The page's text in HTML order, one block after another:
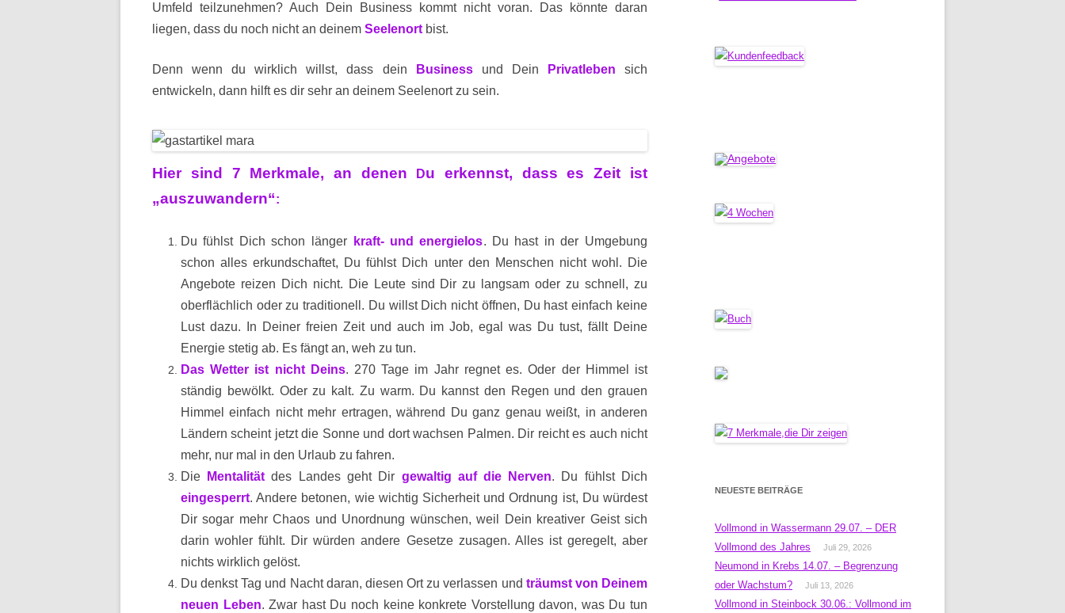
Umfeld teilzunehmen? Auch Dein Business kommt nicht voran. Das könnte daran
liegen, dass du noch nicht an deinem Seelenort bist.
Denn wenn du wirklich willst, dass dein Businessund Dein Privatleben sich
entwickeln, dann hilft es dir sehr an deinem Seelenort zu sein.
Hier sind 7 Merkmale, an denen Du erkennst, dass es Zeit ist
„auszuwandern“:
Du fühlst Dich schon länger kraft- und energielos. Du hast in der Umgebung
schon alles erkundschaftet, Du fühlst Dich unter den Menschen nicht wohl. Die
Angebote reizen Dich nicht. Die Leute sind Dir zu langsam oder zu schnell, zu
oberflächlich oder zu traditionell. Du willst Dich nicht öffnen, Du hast einfach keine
Lust dazu. In Deiner freien Zeit und auch im Job, egal was Du tust, fällt Deine
Energie stetig ab. Es fängt an, weh zu tun.
Das Wetter ist nicht Deins. 270 Tage im Jahr regnet es. Oder der Himmel ist
ständig bewölkt. Oder zu kalt. Zu warm. Du kannst den Regen und den grauen
Himmel einfach nicht mehr ertragen, während Du ganz genau weißt, in anderen
Ländern scheint jetzt die Sonne und dort wachsen Palmen. Dir reicht es auch nicht
mehr, nur mal in den Urlaub zu fahren.
Die
Mentalität des Landes geht Dir gewaltig auf die Nerven. Du fühlst Dich
eingesperrt. Andere betonen, wie wichtig Sicherheit und Ordnung ist, Du würdest
Dir sogar mehr Chaos und Unordnung wünschen, weil Dein kreativer Geist sich
darin wohler fühlt. Dir würden andere Gesetze zusagen. Alles ist geregelt, aber
nichts wirklich gelöst.
Du denkst Tag und Nacht daran, diesen Ort zu verlassen und träumst von Deinem
neuen Leben. Zwar hast Du noch keine konkrete Vorstellung davon, was Du tun
NEUESTE BEITRÄGE
Vollmond in Wassermann 29.07. – DER
Vollmond des Jahres
Juli 29, 2026
Neumond in Krebs 14.07. – Begrenzung
oder Wachstum?
Juli 13, 2026
Vollmond in Steinbock 30.06.: Vollmond im